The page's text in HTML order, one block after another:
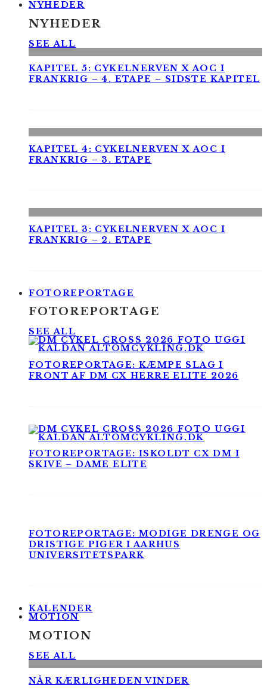
NYHEDER
NYHEDER
SEE ALL
KAPITEL 5: CYKELNERVEN X AOC I
FRANKRIG – 4. ETAPE – SIDSTE KAPITEL
KAPITEL 4: CYKELNERVEN X AOC I
FRANKRIG – 3. ETAPE
KAPITEL 3: CYKELNERVEN X AOC I
FRANKRIG – 2. ETAPE
FOTOREPORTAGE
FOTOREPORTAGE
SEE ALL
FOTOREPORTAGE: KÆMPE SLAG I
FRONT AF DM CX HERRE ELITE 2026
FOTOREPORTAGE: ISKOLDT CX DM I
SKIVE – DAME ELITE
FOTOREPORTAGE: MODIGE DRENGE OG
DRISTIGE PIGER I AARHUS
UNIVERSITETSPARK
KALENDER
MOTION
MOTION
SEE ALL
NÅR KÆRLIGHEDEN VINDER